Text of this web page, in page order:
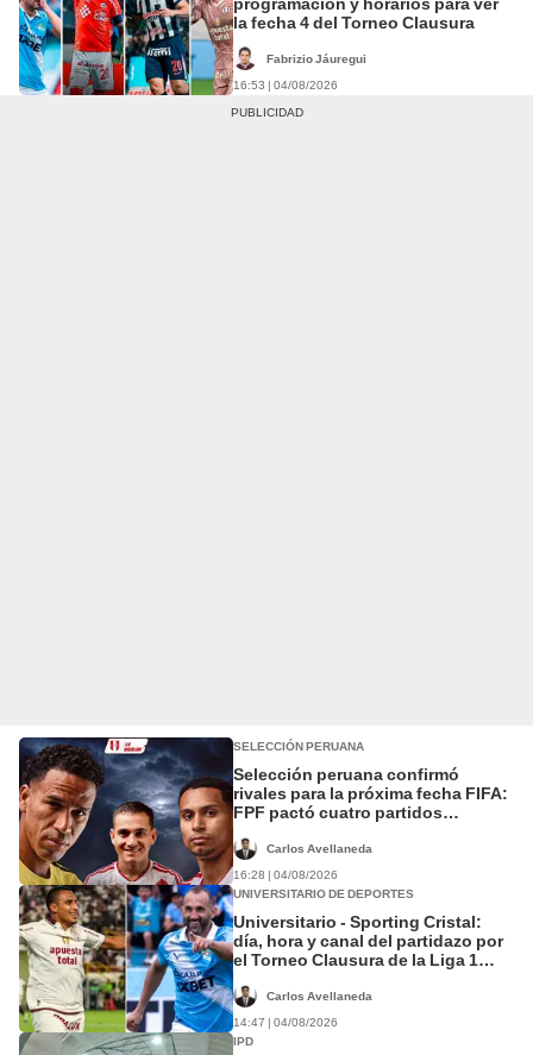
la fecha 4 del Torneo Clausura
Fabrizio Jáuregui
16:53 | 04/08/2026
SELECCIÓN PERUANA
Selección peruana confirmó
rivales para la próxima fecha FIFA:
FPF pactó cuatro partidos
octubreCarlos Avellaneda
16:28 | 04/08/2026
UNIVERSITARIO DE DEPORTES
Universitario - Sporting Cristal:
día, hora y canal del partidazo por
el Torneo Clausura de la Liga 1
Carlos Avellaneda
14:47 | 04/08/2026
IPD